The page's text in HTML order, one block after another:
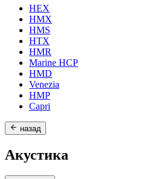
HEX
HMX
HMS
HTX
HMR
Marine HCP
HMD
Venezia
HMP
Capri
назад
Акустика